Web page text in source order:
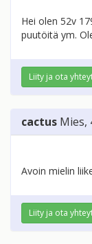
Hei olen 52v
puutöitä ym.
Liity ja ota
cactus Mies,
Avoin mielin
Liity ja ota